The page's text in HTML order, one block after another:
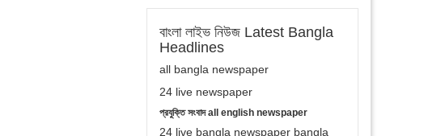
বাংলা লাইভ নিউজ Latest Bangla
Headlines
all bangla newspaper
24 live newspaper
প্রযুক্তি সংবাদ all english newspaper
24 live bangla newspaper bangla